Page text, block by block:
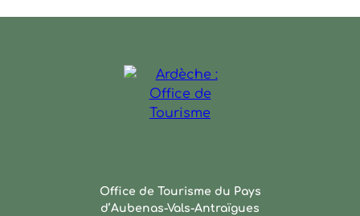
Office de Tourisme du Pays
d’Aubenas-Vals-Antraïgues